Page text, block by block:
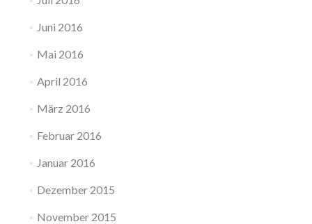
Juni 2016
Mai 2016
April 2016
März 2016
Februar 2016
Januar 2016
Dezember 2015
November 2015